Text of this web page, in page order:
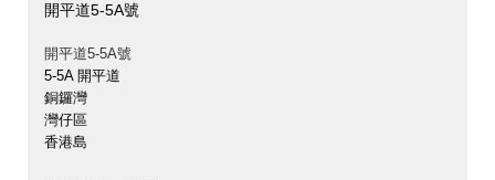
開平道5-5A號
開平道5-5A號
5-5A 開平道
銅鑼灣
灣仔區
香港島